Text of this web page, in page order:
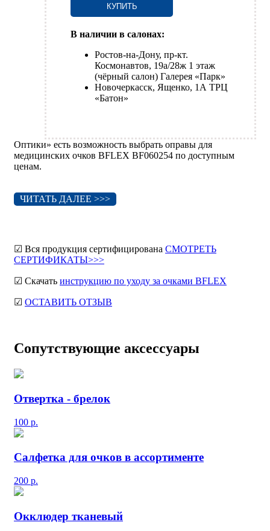
КУПИТЬ
В наличии в салонах:
Ростов-на-Дону, пр-кт.
Космонавтов, 19а/28ж 1 этаж
(чёрный салон) Галерея «Парк»
Новочеркасск, Ященко, 1А ТРЦ
«Батон»
Оптики» есть возможность выбрать оправы для
медицинских очков BFLEX BF060254 по доступным
ценам.
ЧИТАТЬ ДАЛЕЕ >>>
☑ Вся продукция сертифицирована СМОТРЕТЬ
СЕРТИФИКАТЫ>>>
☑ Скачать инструкцию по уходу за очками BFLEX
☑ ОСТАВИТЬ ОТЗЫВ
Сопутствующие аксессуары
Отвертка - брелок
100 р.
Салфетка для очков в ассортименте
200 р.
Окклюдер тканевый